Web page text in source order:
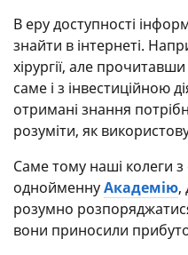
В еру доступності
знайти в інтернеті.
хірургії, але
саме і з інвестиційною
отримані знання
розуміти, як
Саме тому наші колеги з
однойменнуАкадемію,
розумно
вони приносили